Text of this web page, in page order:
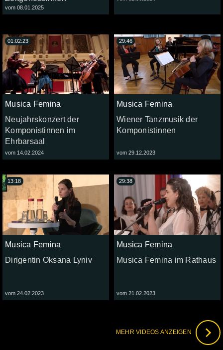
vom 08.01.2025
Musica Femina
Neujahrskonzert der
Komponistinnen im
Ehrbarsaal
vom 14.02.2024
01:02:23
Musica Femina
Wiener Tanzmusik der
Komponistinnen
vom 29.12.2023
29:46
Musica Femina
Dirigentin Oksana Lyniv
vom 24.02.2023
13:18
Musica Femina
Musica Femina im Rathaus
vom 21.02.2023
29:38
MEHR VIDEOS ANZEIGEN